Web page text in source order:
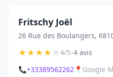
Fritschy Joël
26 Rue des Boulangers,
★★★★☆4/5•4 avis
📞+33389562262 📍 Google